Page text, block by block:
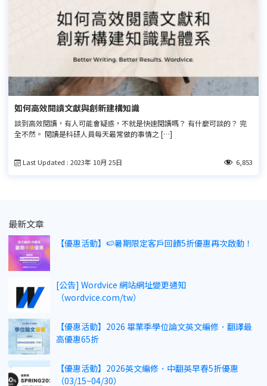
如何高效閱讀文獻與創新建構知識
談到高效閱讀，有人可能會疑惑，不就是快速閱讀嗎？ 有什麼可談的？ 完
全不然。 閱讀是科研人員每天最常做的事情之 […]
Last Updated : 2023年 10月 25日 6,853
最新文章
【優惠活動】🍉暑期限定客戶回饋5折優惠再次啟動！
[公告] Wordvice 網站網址變更通知
（wordvice.com/tw）
【優惠活動】2026 畢業季學位論文英文編修．翻譯最
高優惠65折
【優惠活動】2026英文編修．中翻英早春5折優惠
（03/15~04/30）